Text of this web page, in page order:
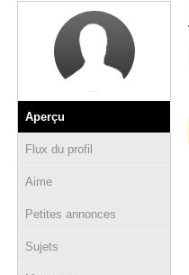
Aperçu
Flux du profil
Aime
Petites annonces
Sujets